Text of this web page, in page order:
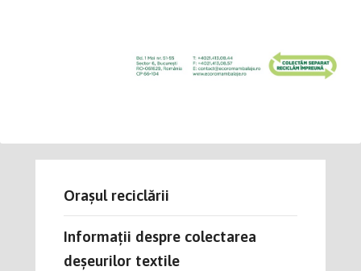
Orașul reciclării
Informații despre colectarea
deșeurilor textile